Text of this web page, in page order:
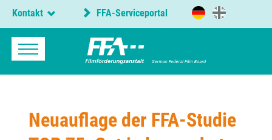
Kontakt FFA-Serviceportal
Neuauflage der FFA-Studie